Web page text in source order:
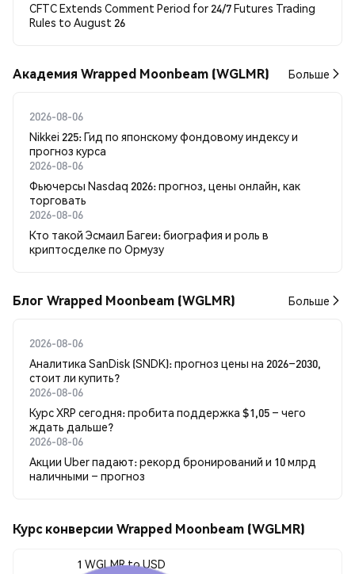
CFTC Extends Comment Period for 24/7 Futures Trading
Rules to August 26
Академия Wrapped Moonbeam (WGLMR) Больше
2026-08-06
Nikkei 225: Гид по японскому фондовому индексу и
прогноз курса
2026-08-06
Фьючерсы Nasdaq 2026: прогноз, цены онлайн, как
торговать
2026-08-06
Кто такой Эсмаил Багеи: биография и роль в
криптосделке по Ормузу
Блог Wrapped Moonbeam (WGLMR) Больше
2026-08-06
Аналитика SanDisk (SNDK): прогноз цены на 2026–2030,
стоит ли купить?
2026-08-06
Курс XRP сегодня: пробита поддержка $1,05 – чего
ждать дальше?
2026-08-06
Акции Uber падают: рекорд бронирований и 10 млрд
наличными – прогноз
Курс конверсии Wrapped Moonbeam (WGLMR)
1 WGLMR to USD